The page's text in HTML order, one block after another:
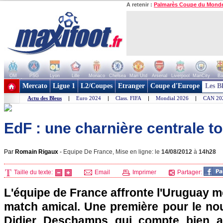
A retenir : Palmarès Coupe du
OM PSG Lyon Lille Monaco Chelsea Man Utd Arsenal Liverpool ManCity
+ de clubs
Mercato Ligue 1 L2/Coupes Etranger Coupe d'Europe Les
Actu des Bleus | Euro 2024 | Class. FIFA | Mondial 2026 | CAN
EdF : une charnière centrale
Par Romain Rigaux - Equipe De France, Mise en ligne: le 14/08/2012 à 14h28
Taille du texte: Email Imprimer Partager:
L'équipe de France affronte l'Uruguay
match amical. Une première pour le